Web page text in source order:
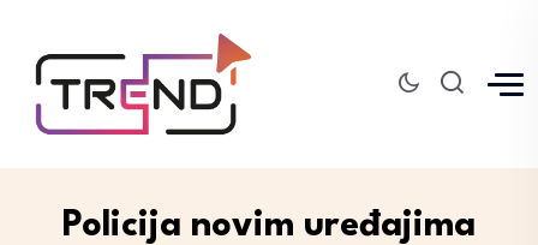
Policija novim uređajima